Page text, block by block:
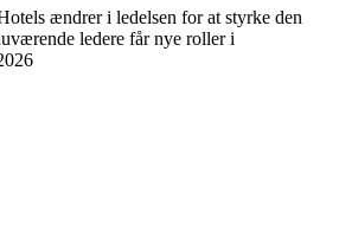
ændrer i ledelsen for at styrke den
ledere får nye roller i